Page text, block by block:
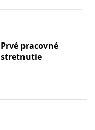
Prvé pracovné
stretnutie